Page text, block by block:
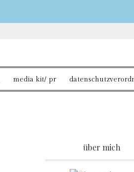
media kit/ pr
über mich